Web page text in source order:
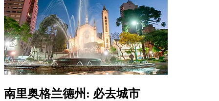
南里奥格兰德州: 必去城市